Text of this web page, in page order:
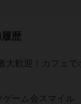
歴
ゲーム会スマイル